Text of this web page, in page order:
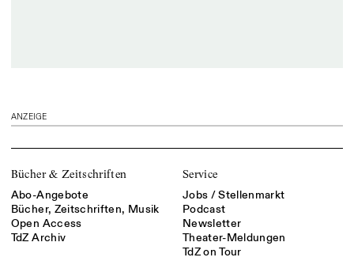
ANZEIGE
Bücher & Zeitschriften
Abo-Angebote
Bücher, Zeitschriften, Musik
Open Access
TdZ Archiv
Service
Jobs / Stellenmarkt
Podcast
Newsletter
Theater-Meldungen
TdZ on Tour